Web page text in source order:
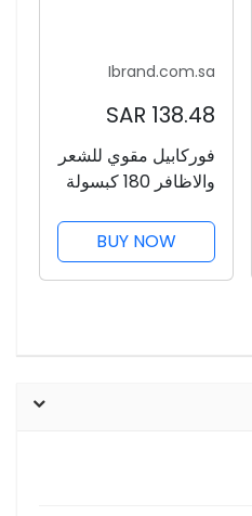
Ibrand.com.sa
138.48 SAR
فوركابيل مقوي للشعر
والاظافر 180 كبسولة
BUY NOW